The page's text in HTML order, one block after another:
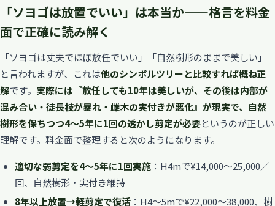
「ソヨゴは放置でいい」は本当か——格言を料金
面で正確に読み解く
「ソヨゴは丈夫でほぼ放任でいい」「自然樹形のままで美しい」
と言われますが、これは他のシンボルツリーと比較すれば概ね正
解です。 実際には『放任しても10年は美しいが、その後は内部が
混み合い・徒長枝が暴れ・雌木の実付きが悪化』が現実で、自然
樹形を保ちつつ4〜5年に1回の透かし剪定が必要というのが正しい
理解です。料金面で整理すると次のようになります。
適切な弱剪定を4〜5年に1回実施 ：H4mで¥14,000〜25,000／
回、自然樹形・実付き維持
8年以上放置→軽剪定で復活 ：H4〜5mで¥22,000〜38,000、樹